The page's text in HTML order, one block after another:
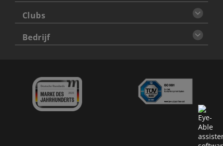
Clubs
Bedrijf